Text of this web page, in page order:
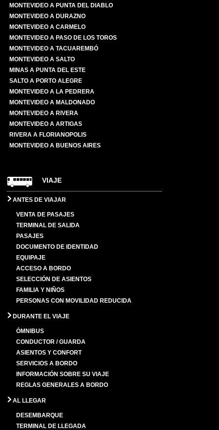
MONTEVIDEO A PUNTA DEL DIABLO
MONTEVIDEO A DURAZNO
MONTEVIDEO A CARMELO
MONTEVIDEO A PASO DE LOS TOROS
MONTEVIDEO A TACUAREMBÓ
MONTEVIDEO A SALTO
MINAS A PUNTA DEL ESTE
SALTO A PORTO ALEGRE
MONTEVIDEO A LA PEDRERA
MONTEVIDEO A MALDONADO
MONTEVIDEO A RIVERA
MONTEVIDEO A ARTIGAS
RIVERA A FLORIANOPOLIS
MONTEVIDEO A BUENOS AIRES
VIAJE
ANTES DE VIAJAR
VENTA DE PASAJES
TERMINAL DE SALIDA
PASAJES
DOCUMENTO DE IDENTIDAD
EQUIPAJE
ACCESO A BORDO
SELECCIÓN DE ASIENTOS
FAMILIA Y NIÑOS
PERSONAS CON MOVILIDAD REDUCIDA
DURANTE EL VIAJE
ÓMNIBUS
CONDUCTOR / GUARDA
ASIENTOS Y CONFORT
SERVICIOS A BORDO
INFORMACIÓN SOBRE SU VIAJE
REGLAS GENERALES A BORDO
AL LLEGAR
DESEMBARQUE
TERMINAL DE LLEGADA